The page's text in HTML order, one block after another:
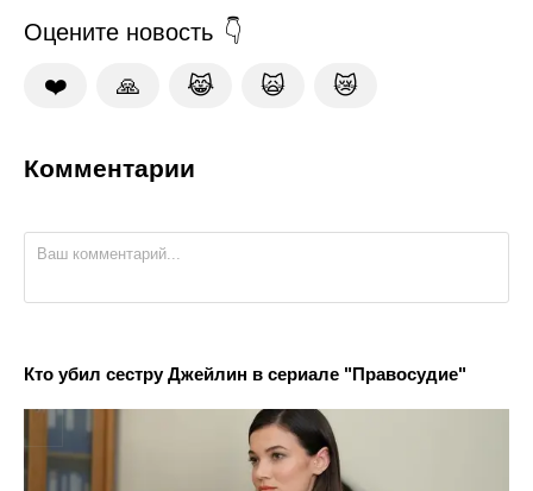
Оцените новость
❤️ 🙏 😹 🙀 😿
Комментарии
Кто убил сестру Джейлин в сериале "Правосудие"